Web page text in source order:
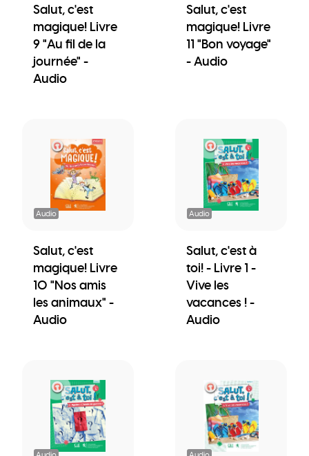
Salut, c'est
magique! Livre
9 "Au fil de la
journée" -
Audio
Salut, c'est
magique! Livre
11 "Bon voyage"
- Audio
Audio
Salut, c'est
magique! Livre
10 "Nos amis
les animaux" -
Audio
Audio
Salut, c'est à
toi! - Livre 1 -
Vive les
vacances ! -
Audio